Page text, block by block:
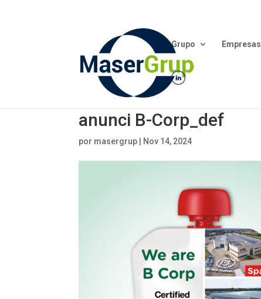
Grupo Empresas
anunci B-Corp_def
por masergrup Nov 14, 2024